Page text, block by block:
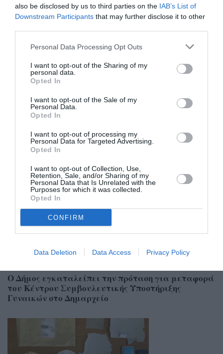
also be disclosed by us to third parties on the IAB’s List of
Downstream Participants that may further disclose it to other
Personal Data Processing Opt Outs
I want to opt-out of the Sharing of my
personal data.
Opted In
I want to opt-out of the Sale of my
Personal Data.
Opted In
I want to opt-out of processing my
Personal Data for Targeted Advertising.
Opted In
I want to opt-out of Collection, Use,
Retention, Sale, and/or Sharing of my
Personal Data that Is Unrelated with the
Purposes for which it was collected.
Opted In
CONFIRM
Data Deletion Data Access Privacy Policy
Σχετικά Άρθρα
07/08/2026 13:24
Ολική καταστροφή μονοκατοικίας στη Μ.
Αλεξάνδρου από φωτιά
Ο Δήμος εγκαταλείπει την πρόταση για μεταφορά
του Κέντρου Συμβουλευτικής Υποστήριξης
Γυναικών στο Δημαρχείο